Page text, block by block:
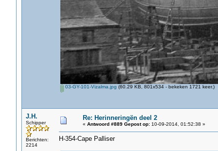
03-GY-101-Vizalma.jpg (60.29 KB, 801x534 - bekeken 1721 keer.)
J.H.
Schipper
Berichten:
2214
Re: Herinneringën deel 2
« Antwoord #889 Gepost op:10-09-2014, 01:52:38 »
H-354-Cape Palliser